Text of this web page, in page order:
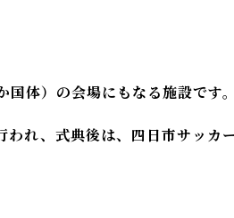
体）の会場にもなる施設です。
れ、式典後は、四日市サッカ